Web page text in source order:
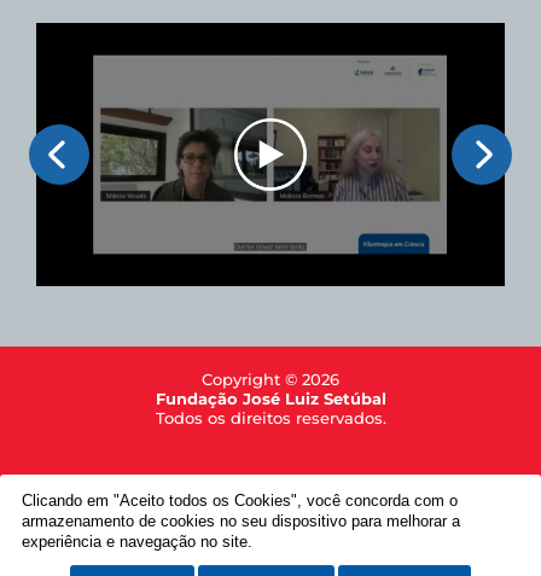
Copyright © 2026
Fundação José Luiz Setúbal
Todos os direitos reservados.
Clicando em "Aceito todos os Cookies", você concorda com o
armazenamento de cookies no seu dispositivo para melhorar a
experiência e navegação no site.